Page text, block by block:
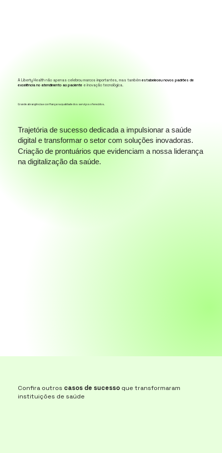
A Liberty Health não apenas celebrou marcos importantes, mas também estabeleceu novos padrões de
excelência no atendimento ao pacientee inovação tecnológica.
Grande abrangência e confiança na qualidade dos serviços oferecidos.
Trajetória de sucesso dedicada a impulsionar a saúde
digital e transformar o setor com soluções inovadoras.
Criação de prontuários que evidenciam a nossa liderança
na digitalização da saúde.
Confira outros casos de sucessoque transformaram
instituições de saúde